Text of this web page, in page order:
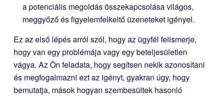
a potenciális megoldás összekapcsolása világos,
meggyőző és figyelemfelkeltő üzeneteket igényel.
Ez az első lépés arról szól, hogy az ügyfél felismerje,
hogy van egy problémája vagy egy beteljesületlen
vágya. Az Ön feladata, hogy segítsen nekik azonosítani
és megfogalmazni ezt az igényt, gyakran úgy, hogy
bemutatja, mások hogyan szembesültek hasonló